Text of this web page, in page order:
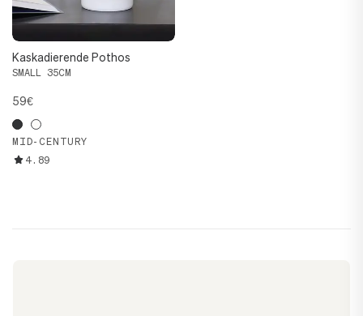
Kaskadierende Pothos
SMALL 35CM
59€
MID-CENTURY
4.89